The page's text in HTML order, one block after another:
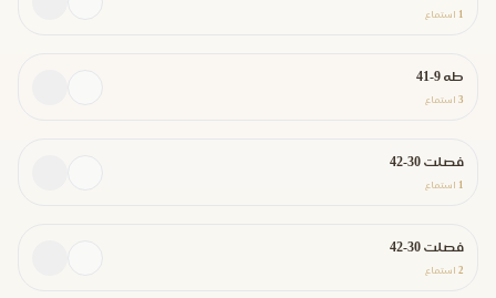
1 استماع
طه 9-41
3 استماع
فصلت 30-42
1 استماع
فصلت 30-42
2 استماع